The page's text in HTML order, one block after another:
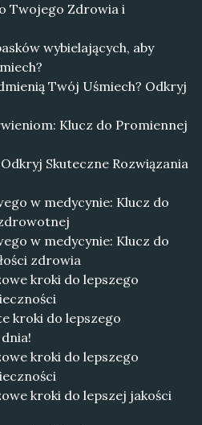
Twojego Zdrowia i
wybielających, aby
Twój Uśmiech? Odkryj
Klucz do Promiennej
Skuteczne Rozwiązania
w medycynie: Klucz do
w medycynie: Klucz do
zdrowia
kroki do lepszego
kroki do lepszego
kroki do lepszego
kroki do lepszej jakości